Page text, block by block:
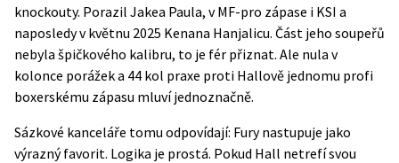
knockouty. Porazil Jakea Paula, v MF-pro zápase i KSI a
naposledy v květnu 2025 Kenana Hanjalicu. Část jeho soupeřů
nebyla špičkového kalibru, to je fér přiznat. Ale nula v
kolonce porážek a 44 kol praxe proti Hallově jednomu profi
boxerskému zápasu mluví jednoznačně.
Sázkové kanceláře tomu odpovídají: Fury nastupuje jako
výrazný favorit. Logika je prostá. Pokud Hall netrefí svou